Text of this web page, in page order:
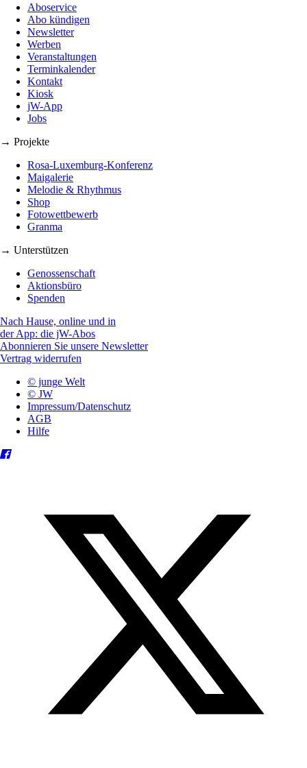
Aboservice
Abo kündigen
Newsletter
Werben
Veranstaltungen
Terminkalender
Kontakt
Kiosk
jW-App
Jobs
→ Projekte
Rosa-Luxemburg-Konferenz
Maigalerie
Melodie & Rhythmus
Shop
Fotowettbewerb
Granma
→ Unterstützen
Genossenschaft
Aktionsbüro
Spenden
Nach Hause, online und in
der App: die jW-Abos
Abonnieren Sie unsere Newsletter
Vertrag widerrufen
© junge Welt
© JW
Impressum/Datenschutz
AGB
Hilfe